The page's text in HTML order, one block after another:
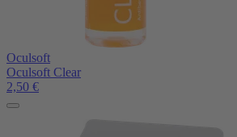
Oculsoft
Oculsoft Clear
2,50 €